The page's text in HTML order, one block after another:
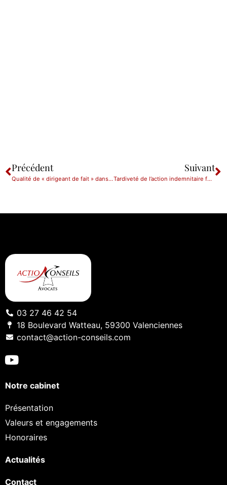
Précédent
Qualité de « dirigeant de fait » dans une société commerciale : prudence !!
Suivant
Tardiveté de l’action indemnitaire fondée sur l’illégalité d’une décision à caractère purement pécuniaire devenue définitive
03 27 46 42 54
18 Boulevard Watteau, 59300 Valenciennes
contact@action-conseils.com
Notre cabinet
Présentation
Valeurs et engagements
Honoraires
Actualités
Contact